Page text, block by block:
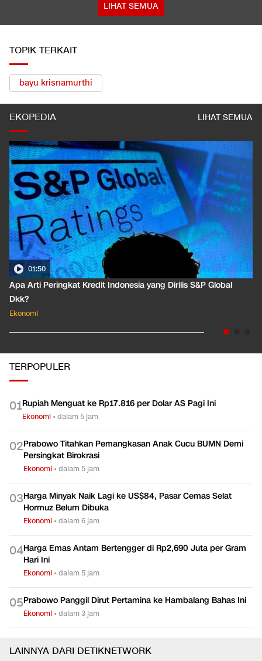
LIHAT SEMUA
TOPIK TERKAIT
bayu krisnamurthi
EKOPEDIA LIHAT SEMUA
01:50
Apa Arti Peringkat Kredit Indonesia yang Dirilis S&P Global
Dkk?
Ekonomi
TERPOPULER
01Rupiah Menguat ke Rp17.816 per Dolar AS Pagi Ini
Ekonomi •dalam 5 jam
02Prabowo Titahkan Pemangkasan Anak Cucu BUMN Demi
Persingkat Birokrasi
Ekonomi •dalam 5 jam
03Harga Minyak Naik Lagi ke US$84, Pasar Cemas Selat
Hormuz Belum Dibuka
Ekonomi •dalam 6 jam
04Harga Emas Antam Bertengger di Rp2,690 Juta per Gram
Hari Ini
Ekonomi •dalam 5 jam
05Prabowo Panggil Dirut Pertamina ke Hambalang Bahas Ini
Ekonomi •dalam 3 jam
LAINNYA DARI DETIKNETWORK